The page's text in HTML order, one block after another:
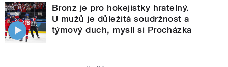
Bronz je pro hokejistky hratelný.
U mužů je důležitá soudržnost a
týmový duch, myslí si Procházka